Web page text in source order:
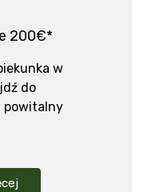
200€*
w
do
powitalny